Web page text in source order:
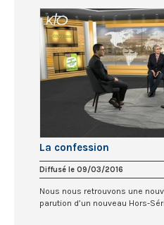
La confession
Diffusé le 09/03/2016
Nous nous retrouvons une
parution d’un nouveau Hors-